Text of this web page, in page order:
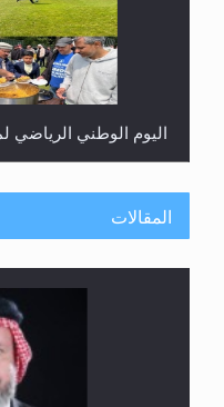
اليوم الوطني الرياضي
إتمام حفظ القرآن
المقالات